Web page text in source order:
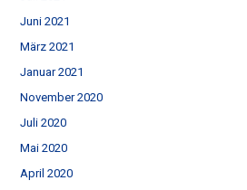
Juni 2021
März 2021
Januar 2021
November 2020
Juli 2020
Mai 2020
April 2020